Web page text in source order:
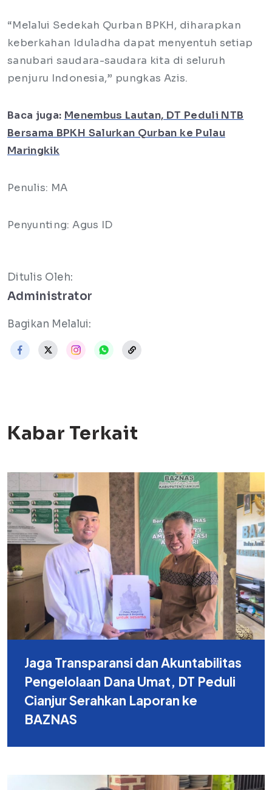
“Melalui Sedekah Qurban BPKH, diharapkan
keberkahan Iduladha dapat menyentuh setiap
sanubari saudara-saudara kita di seluruh
penjuru Indonesia,” pungkas Azis.
Baca juga: Menembus Lautan, DT Peduli NTB
Bersama BPKH Salurkan Qurban ke Pulau
Maringkik
Penulis: MA
Penyunting: Agus ID
Ditulis Oleh:
Administrator
Bagikan Melalui:
Kabar Terkait
Jaga Transparansi dan Akuntabilitas
Pengelolaan Dana Umat, DT Peduli
Cianjur Serahkan Laporan ke
BAZNAS